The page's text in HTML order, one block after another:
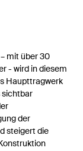
mit über 30
- wird in diesem
Haupttragwerk
sichtbar
der
steigert die